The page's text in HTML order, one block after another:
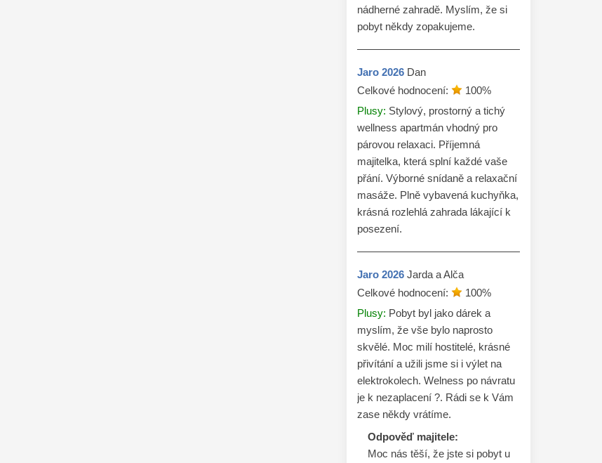
nádherné zahradě. Myslím, že si
pobyt někdy zopakujeme.
Jaro 2026 Dan
Celkové hodnocení:
100%
Plusy: Stylový, prostorný a tichý
wellness apartmán vhodný pro
párovou relaxaci. Příjemná
majitelka, která splní každé vaše
přání. Výborné snídaně a relaxační
masáže. Plně vybavená kuchyňka,
krásná rozlehlá zahrada lákající k
posezení.
Jaro 2026 Jarda a Alča
Celkové hodnocení:
100%
Plusy: Pobyt byl jako dárek a
myslím, že vše bylo naprosto
skvělé. Moc milí hostitelé, krásné
přivítání a užili jsme si i výlet na
elektrokolech. Welness po návratu
je k nezaplacení ?. Rádi se k Vám
zase někdy vrátíme.
Odpověď majitele:
Moc nás těší, že jste si pobyt u